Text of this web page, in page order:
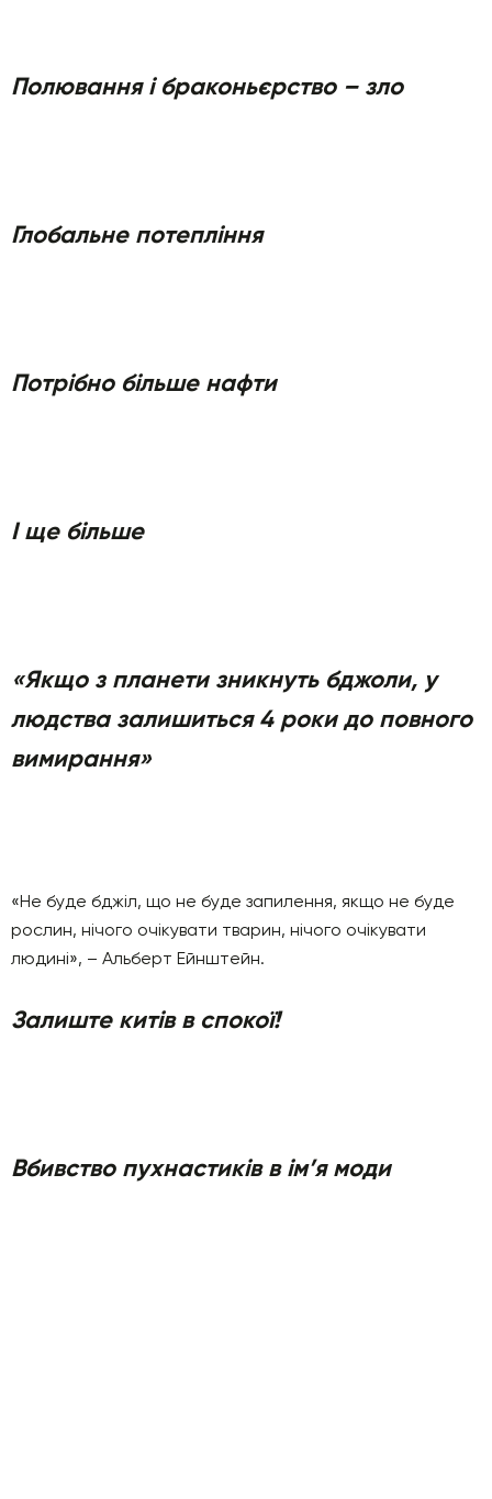
Полювання і браконьєрство – зло
Глобальне потепління
Потрібно більше нафти
І ще більше
«Якщо з планети зникнуть бджоли, у
людства залишиться 4 роки до повного
вимирання»
«Не буде бджіл, що не буде запилення, якщо не буде
рослин, нічого очікувати тварин, нічого очікувати
людині», – Альберт Ейнштейн.
Залиште китів в спокої!
Вбивство пухнастиків в ім’я моди